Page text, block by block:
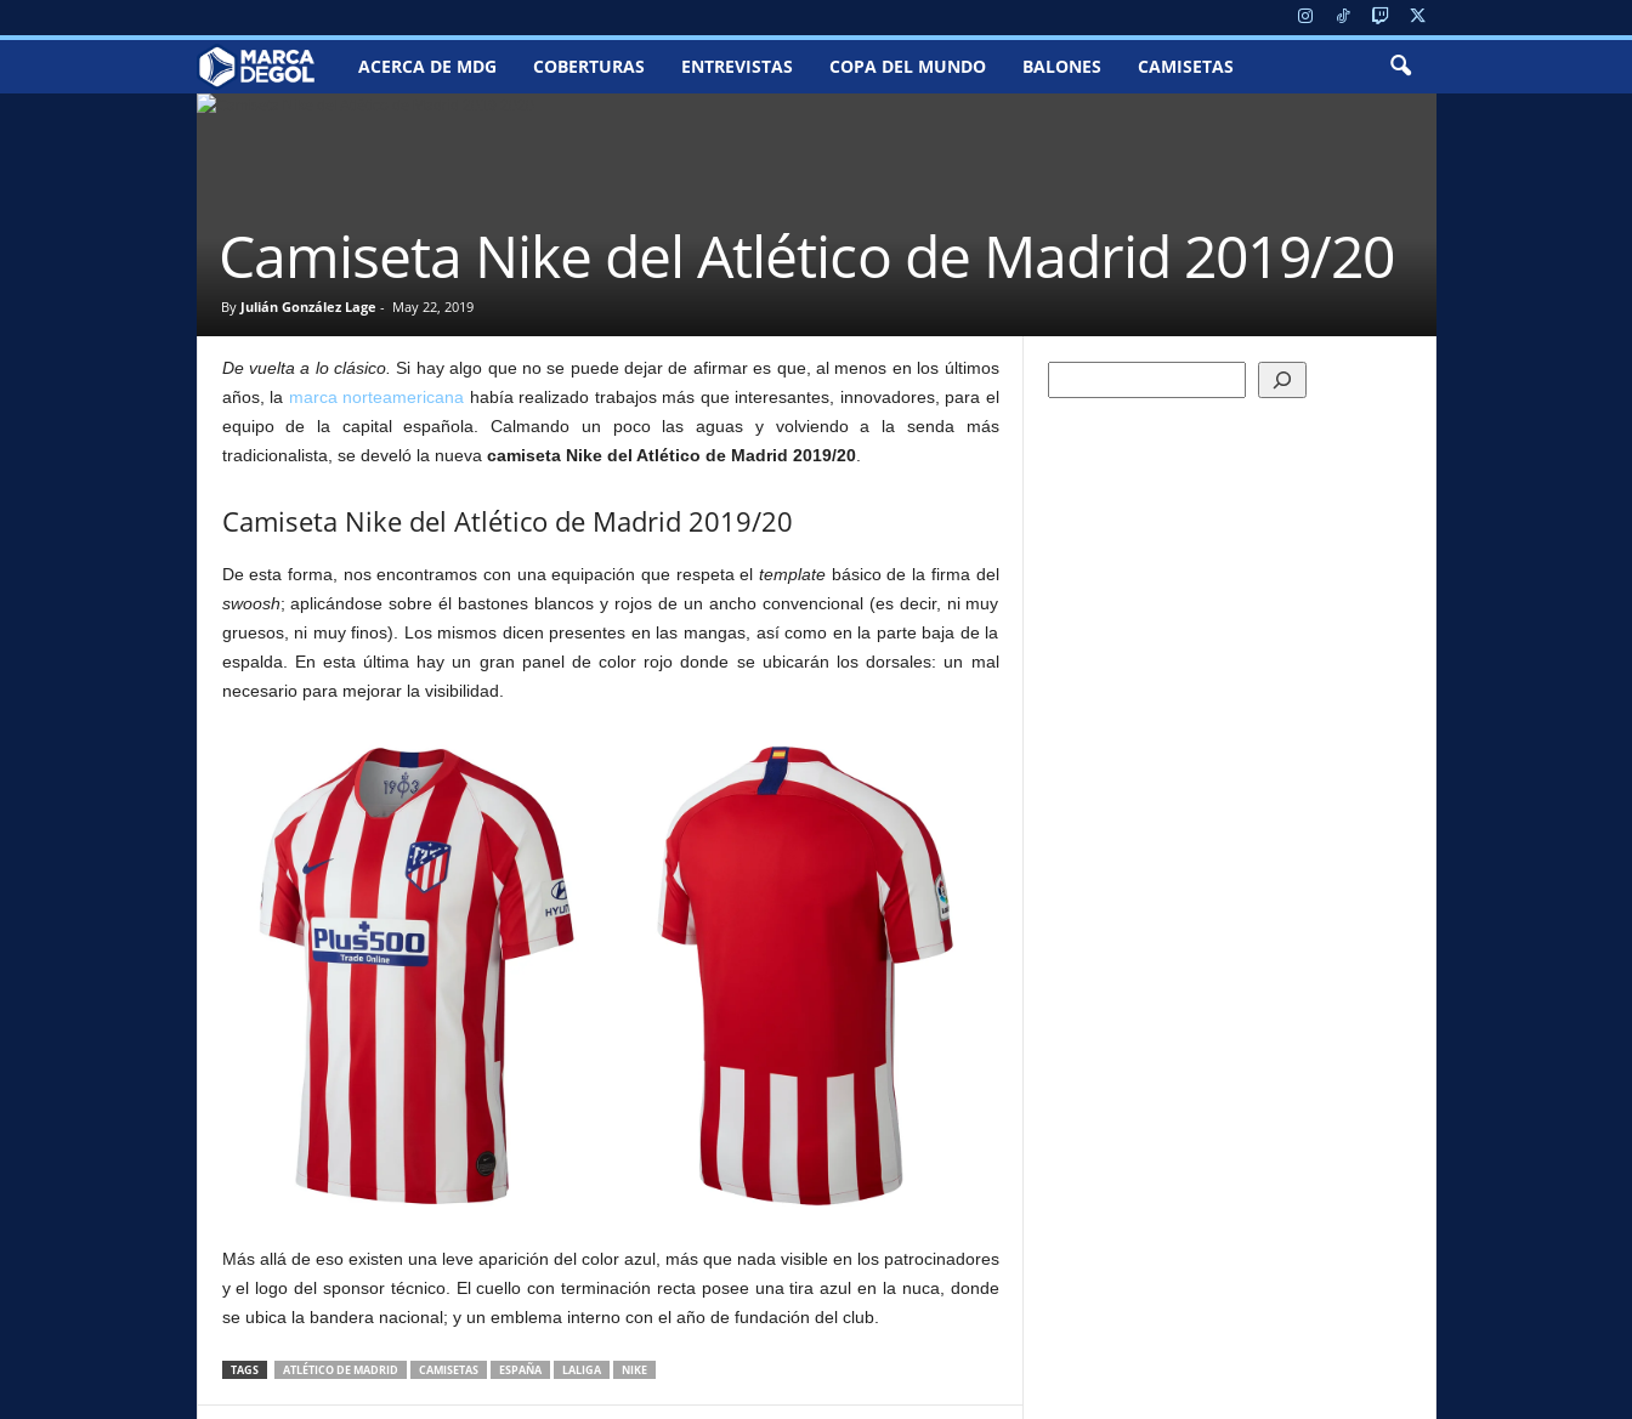
a
d
ACERCA DE MDG COBERTURAS ENTREVISTAS COPA DEL MUNDO BALONES CAMISETAS
Camiseta Nike del Atlético de Madrid 2019/20
By Julián González Lage - May 22, 2019
De vuelta a lo clásico. Si hay algo que no se puede dejar de afirmar es que, al menos en los últimos
años, la marca norteamericana había realizado trabajos más que interesantes, innovadores, para el
equipo de la capital española. Calmando un poco las aguas y volviendo a la senda más
tradicionalista, se develó la nueva camiseta Nike del Atlético de Madrid 2019/20.
Camiseta Nike del Atlético de Madrid 2019/20
De esta forma, nos encontramos con una equipación que respeta eltemplate básico de la firma del
swoosh; aplicándose sobre él bastones blancos y rojos de un ancho convencional (es decir, ni muy
gruesos, ni muy finos). Los mismos dicen presentes en las mangas, así como en la parte baja de la
espalda. En esta última hay un gran panel de color rojo donde se ubicarán los dorsales: un mal
necesario para mejorar la visibilidad.
Más allá de eso existen una leve aparición del color azul, más que nada visible en los patrocinadores
y el logo del sponsor técnico. El cuello con terminación recta posee una tira azul en la nuca, donde
se ubica la bandera nacional; y un emblema interno con el año de fundación del club.
TAGS ATLÉTICO DE MADRID CAMISETAS ESPAÑA LALIGA NIKE